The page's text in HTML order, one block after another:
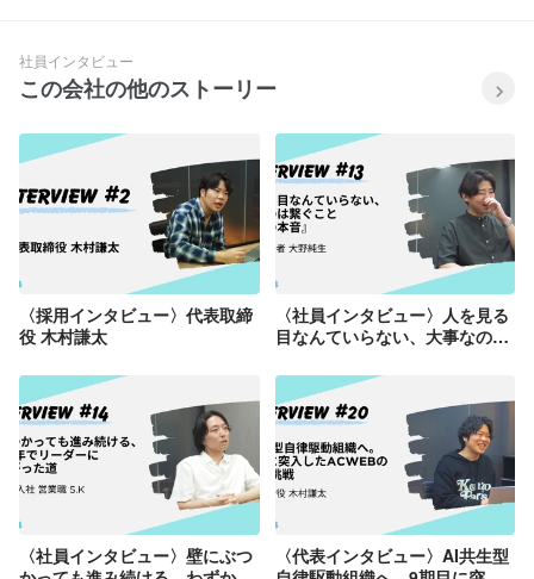
社員インタビュー
この会社の他のストーリー
〈採用インタビュー〉代表取締
役 木村謙太
〈社員インタビュー〉人を見る
目なんていらない、大事なのは
〈社員インタビュー〉壁にぶつ
〈代表インタビュー〉AI共生型